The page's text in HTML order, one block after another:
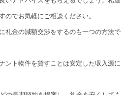
のでお気軽にご相談ください。
礼金の減額交渉をするのも一つの方法で
ント物件を貸すことは安定した収入源に